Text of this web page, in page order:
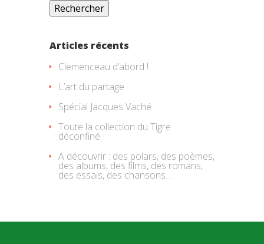
Articles récents
Clemenceau d’abord !
L’art du partage
Spécial Jacques Vaché
Toute la collection du Tigre
déconfiné
A découvrir : des polars, des poèmes,
des albums, des films, des romans,
des essais, des chansons…